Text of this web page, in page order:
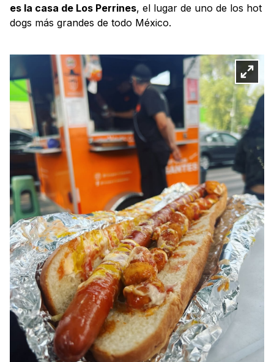
es la casa de Los Perrines, el lugar de uno de los hot
dogs más grandes de todo México.